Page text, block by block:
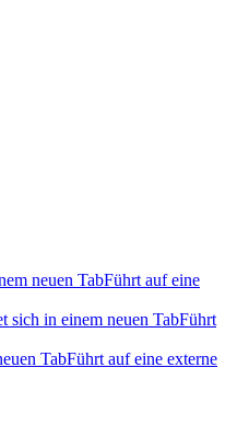
neuen TabFührt auf eine
sich in einem neuen TabFührt
TabFührt auf eine externe